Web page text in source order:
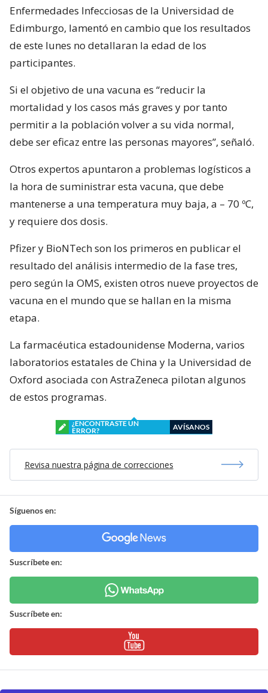
Enfermedades Infecciosas de la Universidad de
Edimburgo, lamentó en cambio que los resultados
de este lunes no detallaran la edad de los
participantes.
Si el objetivo de una vacuna es “reducir la
mortalidad y los casos más graves y por tanto
permitir a la población volver a su vida normal,
debe ser eficaz entre las personas mayores”, señaló.
Otros expertos apuntaron a problemas logísticos a
la hora de suministrar esta vacuna, que debe
mantenerse a una temperatura muy baja, a – 70 ºC,
y requiere dos dosis.
Pfizer y BioNTech son los primeros en publicar el
resultado del análisis intermedio de la fase tres,
pero según la OMS, existen otros nueve proyectos de
vacuna en el mundo que se hallan en la misma
etapa.
La farmacéutica estadounidense Moderna, varios
laboratorios estatales de China y la Universidad de
Oxford asociada con AstraZeneca pilotan algunos
de estos programas.
¿ENCONTRASTE UN
ERROR?
AVÍSANOS
Revisa nuestra página de correcciones
Síguenos en:
Suscríbete en:
Suscríbete en: